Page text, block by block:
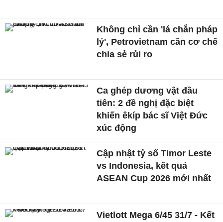
Không chỉ cần 'lá chắn pháp
lý', Petrovietnam cần cơ chế
chia sẻ rủi ro
Ca ghép dương vật đầu
tiên: 2 đề nghị đặc biệt
khiến êkíp bác sĩ Việt Đức
xúc động
Cập nhật tỷ số Timor Leste
vs Indonesia, kết quả
ASEAN Cup 2026 mới nhất
Vietlott Mega 6/45 31/7 - Kết